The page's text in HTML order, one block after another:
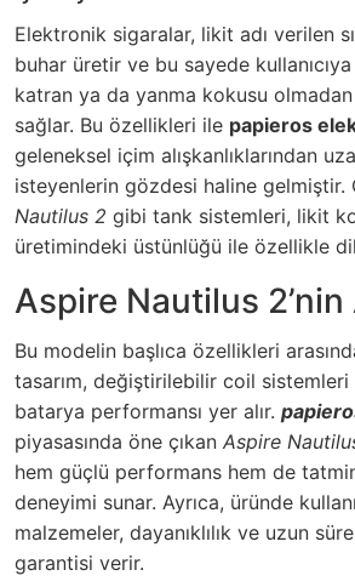
Elektronik sigaralar, likit adı verilen
buhar üretir ve bu sayede
katran ya da yanma kokusu olmadan
sağlar. Bu özellikleri ile papieros
geleneksel içim alışkanlıklarından
isteyenlerin gözdesi haline gelmiştir.
Nautilus 2 gibi tank sistemleri, likit
üretimindeki üstünlüğü ile özellikle
Aspire Nautilus 2’nin
Bu modelin başlıca özellikleri
tasarım, değiştirilebilir coil
batarya performansı yer alır.
piyasasında öne çıkan Aspire
hem güçlü performans hem de
deneyimi sunar. Ayrıca, üründe
malzemeler, dayanıklılık ve uzun
garantisi verir.